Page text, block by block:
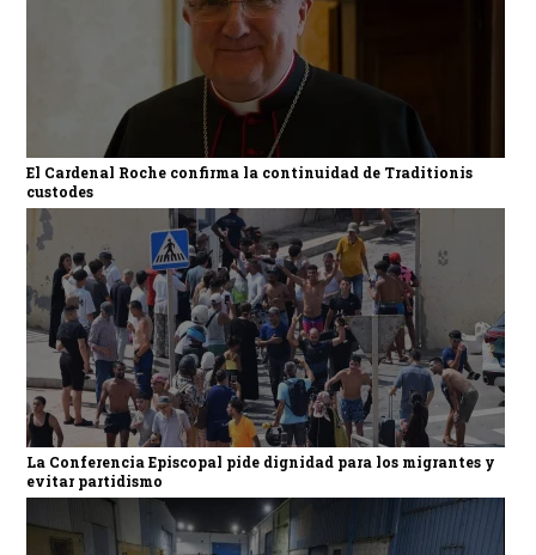
El Cardenal Roche confirma la continuidad de Traditionis
custodes
La Conferencia Episcopal pide dignidad para los migrantes y
evitar partidismo